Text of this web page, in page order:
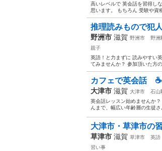
高いレベルで 英会話を習得し
思います。 もちろん 受験や資
推理読みもので犯
野洲市 滋賀 野洲市 野洲
親子
英語！と力まずに 読みやすい
てみませんか？ 参加頂いた方
カフェで英会話 ☕️
大津市 滋賀 大津市 石山
英会話レッスン始めませんか
んまで、幅広い年齢層の生徒
大津市・草津市の
草津市 滋賀 草津市
英語
習い事